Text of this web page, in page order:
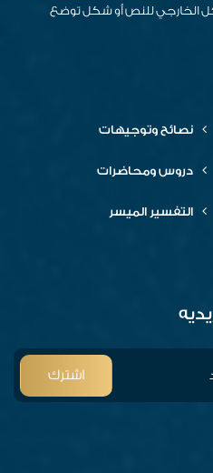
الخارجي للنص أو شكل توضع
نصائح وتوجيهات
دروس ومحاضرات
التفسير الميسر